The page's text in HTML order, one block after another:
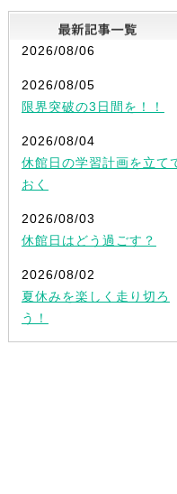
2026/08/06
2026/08/05
限界突破の3日間を！！
2026/08/04
休館日の学習計画を立て
おく
2026/08/03
休館日はどう過ごす？
2026/08/02
夏休みを楽しく走り切ろ
う！